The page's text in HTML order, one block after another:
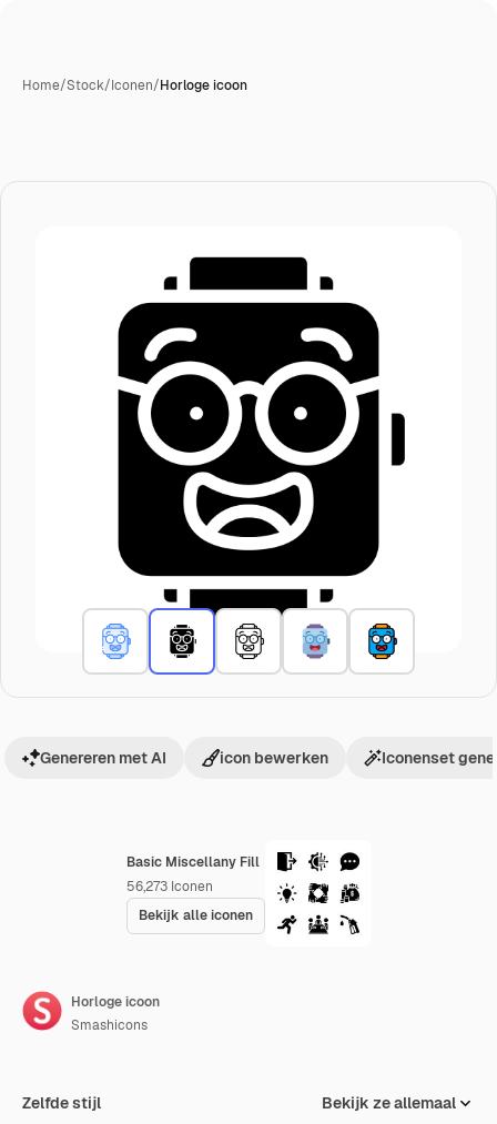
Home/Stock/Iconen/Horloge icoon
Basic Miscellany Fill
56,273 Iconen
Bekijk alle iconen
Genereren met AI icon bewerken Iconenset
Horloge icoon
Smashicons
Zelfde stijl Bekijk ze allemaal